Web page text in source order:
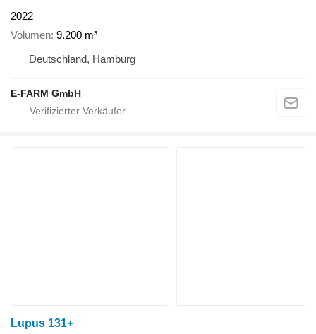
2022
Volumen 9.200 m³
Deutschland, Hamburg
E-FARM GmbH
Lupus 131+